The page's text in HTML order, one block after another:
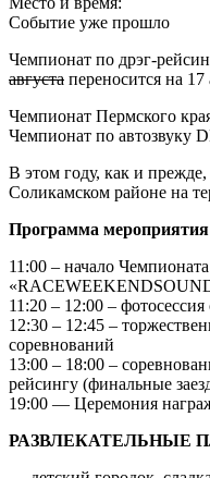
Событие уже прошло
Чемпионат по дрэг-
августа переносится на 17
Чемпионат Пермского
Чемпионат по автозвуку
В этом году, как и
Соликамском районе на
Программа мероприятия
11:00 – начало
11:20 – 12:00 –
12:30 – 12:45 –
соревнований
13:00 – 18:00 –
рейсингу (финальные
19:00 — Церемония
РАЗВЛЕКАТЕЛЬНЫЕ